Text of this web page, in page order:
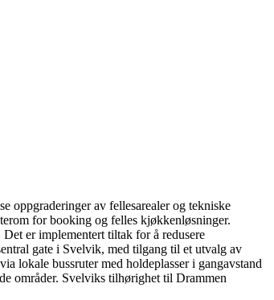
oppgraderinger av fellesarealer og tekniske
for booking og felles kjøkkenløsninger.
er implementert tiltak for å redusere
gate i Svelvik, med tilgang til et utvalg av
lokale bussruter med holdeplasser i gangavstand
områder. Svelviks tilhørighet til Drammen